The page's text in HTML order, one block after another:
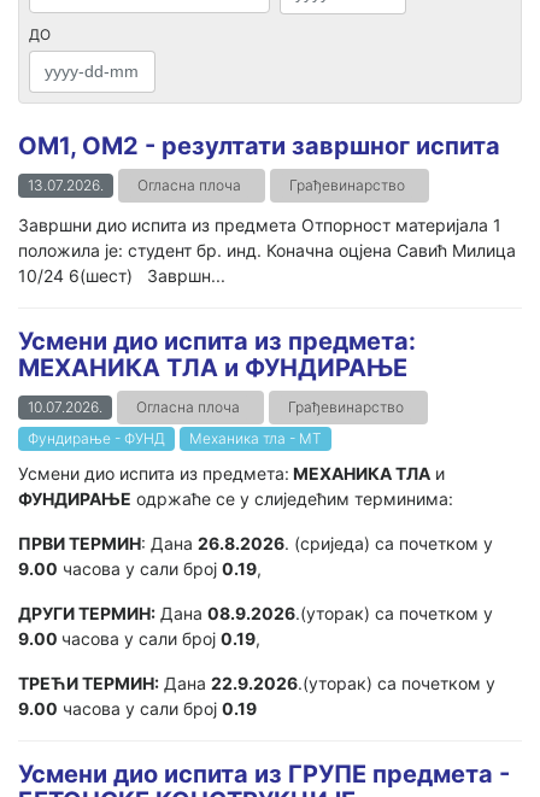
ДО
ОМ1, ОМ2 - резултати завршног испита
13.07.2026. Огласна плоча Грађевинарство
Завршни дио испита из предмета Отпорност материјала 1
положила је: студент бр. инд. Коначна оцјена Савић Милица
10/24 6(шест) Завршн...
Усмени дио испита из предмета:
МЕХАНИКА ТЛА и ФУНДИРАЊЕ
10.07.2026. Огласна плоча
Грађевинарство
Фундирање - ФУНД
Механика тла - МТ
Усмени дио испита из предмета: МЕХАНИКА ТЛА и
ФУНДИРАЊЕ одржаће се у слиједећим терминима:
ПРВИ ТЕРМИН: Дана 26.8.2026. (сриједа) са почетком у
9.00 часова у сали број 0.19,
ДРУГИ ТЕРМИН: Дана 08.9.2026.(уторак) са почетком у
9.00 часова у сали број 0.19,
ТРЕЋИ ТЕРМИН: Дана 22.9.2026.(уторак) са почетком у
9.00 часова у сали број 0.19
Усмени дио испита из ГРУПЕ предмета -